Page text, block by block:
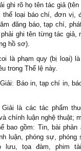
ghi rõ họ tên tác giả
thể loại báo chí, đơn vị,
đăng báo, tạp chí,
ghi tên từng tác giả,
hồ sơ).
là phạm quy (bị loại)
trong Thể lệ này.
Báo in, tạp chí in,
là các tác phẩm
chính luận nghệ thuật;
bao gồm: Tin, bài phản
luận, phóng sự, phóng
lưu, tọa đàm, phim